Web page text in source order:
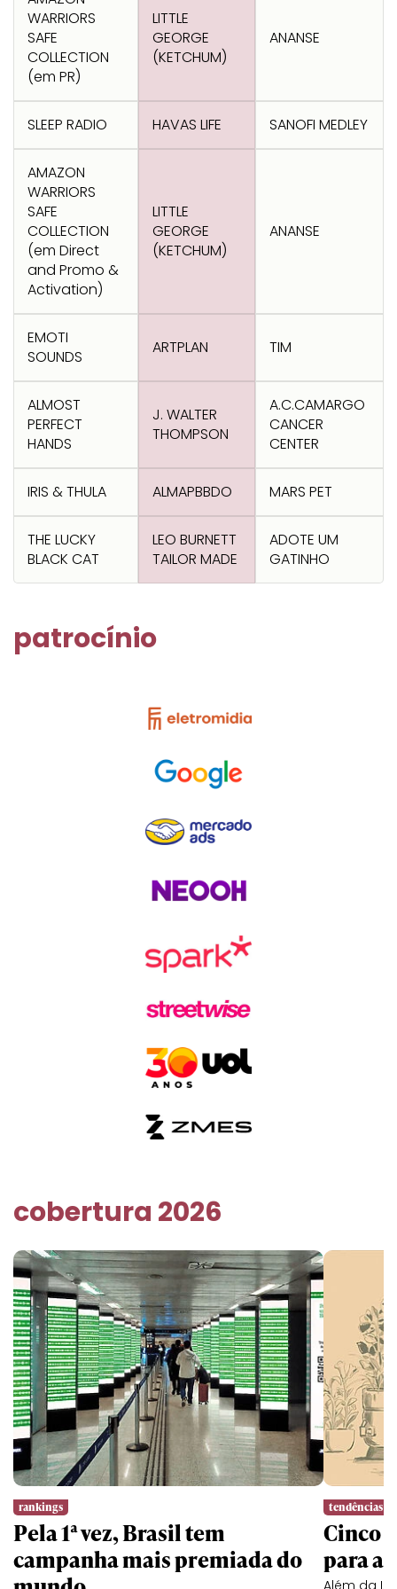
Transformation
Creative
Commerce
Creative Data
Creative
Creative
Strategy
Entertainment
for Music
for Sport
Creative Brand
Creative
Business
Transformation
Creative
Creative Data
Entertainment
Entertainment
Entertainment
Innovation
Luxury
Titanium
WARRIORS
SAFE
COLLECTION
(em PR)
LITTLE
GEORGE
(KETCHUM)
ANANSE
SLEEP RADIO HAVAS LIFE SANOFI MEDLEY
AMAZON
WARRIORS
SAFE
COLLECTION
(em Direct
and Promo &
Activation)
LITTLE
GEORGE
(KETCHUM)
ANANSE
EMOTI
SOUNDS
ARTPLAN TIM
ALMOST
PERFECT
HANDS
J. WALTER
THOMPSON
A.C.CAMARGO
CANCER
CENTER
IRIS & THULA ALMAPBBDO MARS PET
THE LUCKY
BLACK CAT
LEO BURNETT
TAILOR MADE
ADOTE UM
GATINHO
patrocínio
cobertura 2026
rankings
Pela 1ª vez, Brasil tem
campanha mais premiada do
tendências
Cinco
para a